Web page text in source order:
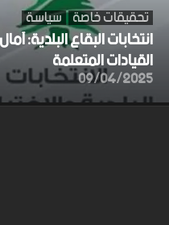
تحقيقات خاصة سياسة
انتخابات البقاع البلدية:
القيادات المتعلمة
09/04/2025